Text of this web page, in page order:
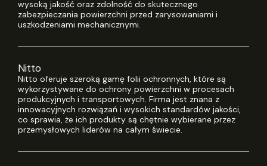
wysoką jakość oraz zdolność do skutecznego
zabezpieczania powierzchni przed zarysowaniami i
uszkodzeniami mechanicznymi.
Nitto
Nitto oferuje szeroką gamę folii ochronnych, które są
wykorzystywane do ochrony powierzchni w procesach
produkcyjnych i transportowych. Firma jest znana z
innowacyjnych rozwiązań i wysokich standardów jakości,
co sprawia, że ich produkty są chętnie wybierane przez
przemysłowych liderów na całym świecie.